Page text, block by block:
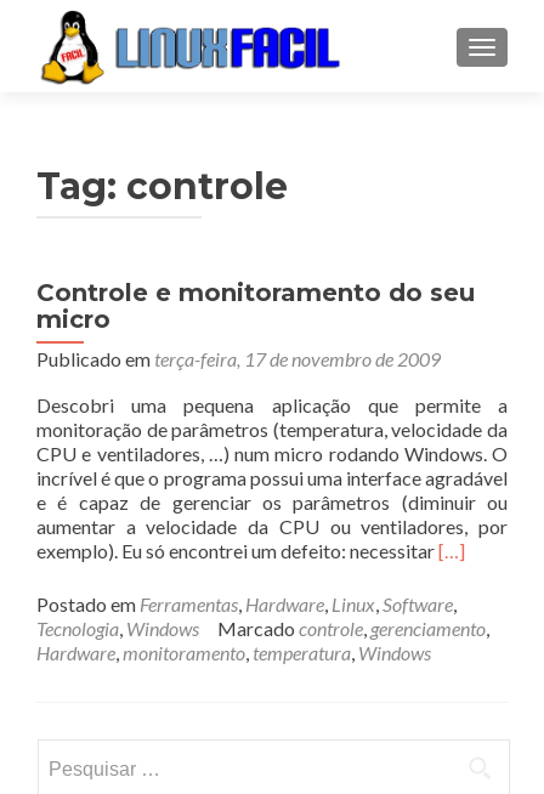
Tag: controle
Controle e monitoramento do seu
micro
Publicado em terça-feira, 17 de novembro de 2009
Descobri uma pequena aplicação que permite a
monitoração de parâmetros (temperatura, velocidade da
CPU e ventiladores, …) num micro rodando Windows. O
incrível é que o programa possui uma interface agradável
e é capaz de gerenciar os parâmetros (diminuir ou
aumentar a velocidade da CPU ou ventiladores, por
exemplo). Eu só encontrei um defeito: necessitarLeia
e
[…]
Postado em Ferramentas, Hardware, Linux,Software,
Tecnologia, Windows Marcado controle, gerenciamento,
Hardware,monitoramento, temperatura, Windows
por: